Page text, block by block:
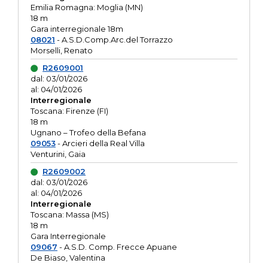
Emilia Romagna: Moglia (MN)
18 m
Gara interregionale 18m
08021 - A.S.D.Comp.Arc.del Torrazzo
Morselli, Renato
R2609001
dal: 03/01/2026
al: 04/01/2026
Interregionale
Toscana: Firenze (FI)
18 m
Ugnano – Trofeo della Befana
09053- Arcieri della Real Villa
Venturini, Gaia
R2609002
dal: 03/01/2026
al: 04/01/2026
Interregionale
Toscana: Massa (MS)
18 m
Gara Interregionale
09067 - A.S.D. Comp. Frecce Apuane
De Biaso, Valentina